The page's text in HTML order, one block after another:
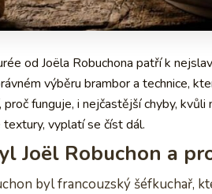
od Joëla Robuchona patří k
výběru brambor a technice,
funguje, i nejčastější chyby,
textury, vyplatí se číst dál.
Joël Robuchon a
byl francouzský šéfkuchař,